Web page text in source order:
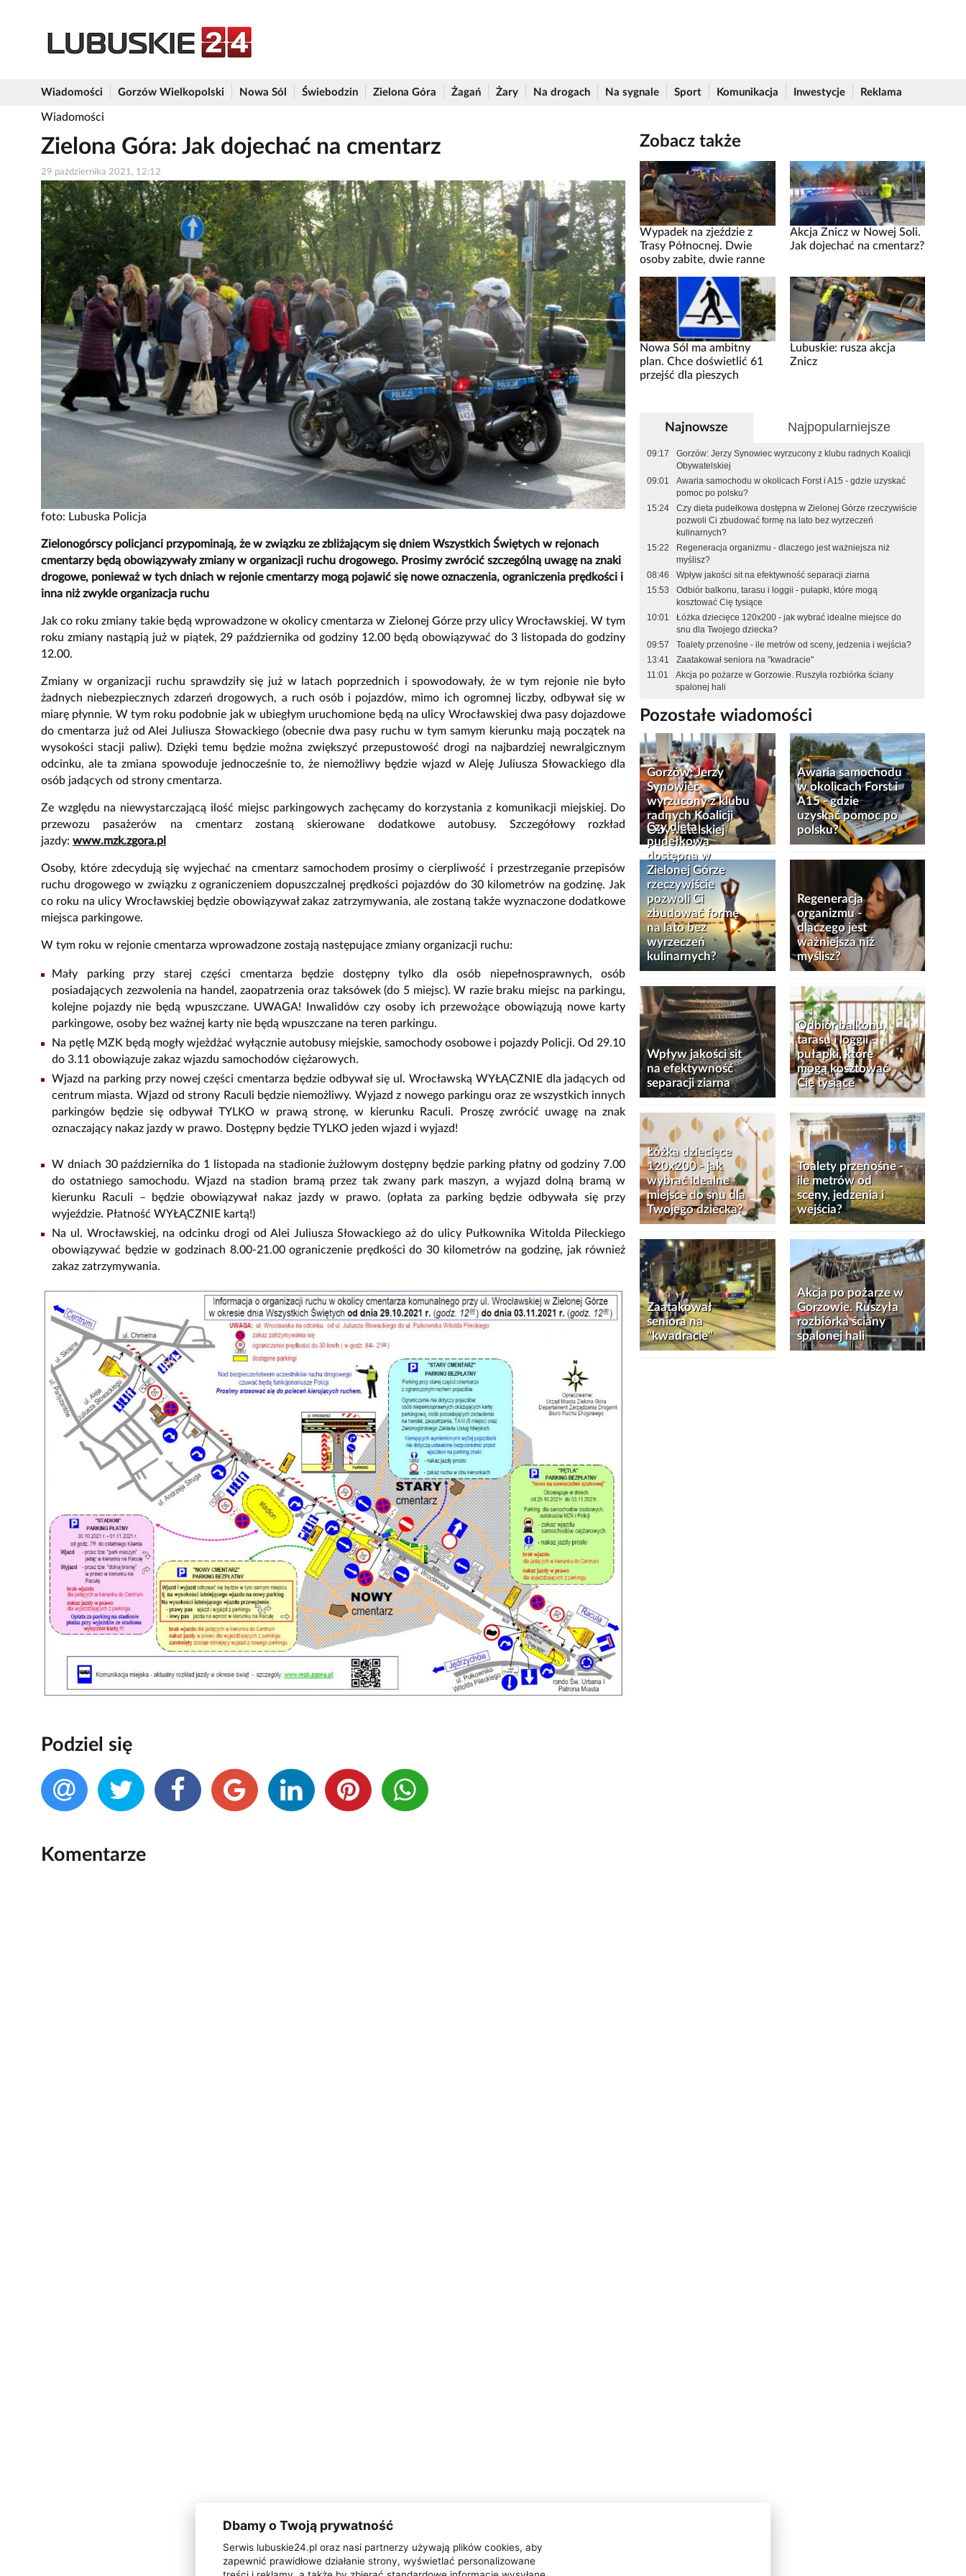
Wiadomości Gorzów Wielkopolski Nowa Sól Świebodzin Zielona Góra Żagań Żary Na drogach Na sygnale Sport Komunikacja Inwestycje Reklama
Wiadomości
Zielona Góra: Jak dojechać na cmentarz
29 października 2021, 12:12
foto: Lubuska Policja
Zielonogórscy policjanci przypominają, że w związku ze zbliżającym się dniem Wszystkich Świętych w rejonach
cmentarzy będą obowiązywały zmiany w organizacji ruchu drogowego. Prosimy zwrócić szczególną uwagę na znaki
drogowe, ponieważ w tych dniach w rejonie cmentarzy mogą pojawić się nowe oznaczenia, ograniczenia prędkości i
inna niż zwykle organizacja ruchu
Jak co roku zmiany takie będą wprowadzone w okolicy cmentarza w Zielonej Górze przy ulicy Wrocławskiej. W tym
roku zmiany nastąpią już w piątek, 29 października od godziny 12.00 będą obowiązywać do 3 listopada do godziny
12.00.
Zmiany w organizacji ruchu sprawdziły się już w latach poprzednich i spowodowały, że w tym rejonie nie było
żadnych niebezpiecznych zdarzeń drogowych, a ruch osób i pojazdów, mimo ich ogromnej liczby, odbywał się w
miarę płynnie. W tym roku podobnie jak w ubiegłym uruchomione będą na ulicy Wrocławskiej dwa pasy dojazdowe
do cmentarza już od Alei Juliusza Słowackiego (obecnie dwa pasy ruchu w tym samym kierunku mają początek na
wysokości stacji paliw). Dzięki temu będzie można zwiększyć przepustowość drogi na najbardziej newralgicznym
odcinku, ale ta zmiana spowoduje jednocześnie to, że niemożliwy będzie wjazd w Aleję Juliusza Słowackiego dla
osób jadących od strony cmentarza.
Ze względu na niewystarczającą ilość miejsc parkingowych zachęcamy do korzystania z komunikacji miejskiej. Do
przewozu pasażerów na cmentarz zostaną skierowane dodatkowe autobusy. Szczegółowy rozkład
jazdy: www.mzk.zgora.pl
Osoby, które zdecydują się wyjechać na cmentarz samochodem prosimy o cierpliwość i przestrzeganie przepisów
ruchu drogowego w związku z ograniczeniem dopuszczalnej prędkości pojazdów do 30 kilometrów na godzinę. Jak
co roku na ulicy Wrocławskiej będzie obowiązywał zakaz zatrzymywania, ale zostaną także wyznaczone dodatkowe
miejsca parkingowe.
W tym roku w rejonie cmentarza wprowadzone zostają następujące zmiany organizacji ruchu:
Mały parking przy starej części cmentarza będzie dostępny tylko dla osób niepełnosprawnych, osób
posiadających zezwolenia na handel, zaopatrzenia oraz taksówek (do 5 miejsc). W razie braku miejsc na parkingu,
kolejne pojazdy nie będą wpuszczane. UWAGA! Inwalidów czy osoby ich przewożące obowiązują nowe karty
parkingowe, osoby bez ważnej karty nie będą wpuszczane na teren parkingu.
Na pętlę MZK będą mogły wjeżdżać wyłącznie autobusy miejskie, samochody osobowe i pojazdy Policji. Od 29.10
do 3.11 obowiązuje zakaz wjazdu samochodów ciężarowych.
Wjazd na parking przy nowej części cmentarza będzie odbywał się ul. Wrocławską WYŁĄCZNIE dla jadących od
centrum miasta. Wjazd od strony Raculi będzie niemożliwy. Wyjazd z nowego parkingu oraz ze wszystkich innych
parkingów będzie się odbywał TYLKO w prawą stronę, w kierunku Raculi. Proszę zwrócić uwagę na znak
oznaczający nakaz jazdy w prawo. Dostępny będzie TYLKO jeden wjazd i wyjazd!
W dniach 30 października do 1 listopada na stadionie żużlowym dostępny będzie parking płatny od godziny 7.00
do ostatniego samochodu. Wjazd na stadion bramą przez tak zwany park maszyn, a wyjazd dolną bramą w
kierunku Raculi – będzie obowiązywał nakaz jazdy w prawo. (opłata za parking będzie odbywała się przy
wyjeździe. Płatność WYŁĄCZNIE kartą!)
Na ul. Wrocławskiej, na odcinku drogi od Alei Juliusza Słowackiego aż do ulicy Pułkownika Witolda Pileckiego
obowiązywać będzie w godzinach 8.00-21.00 ograniczenie prędkości do 30 kilometrów na godzinę, jak również
zakaz zatrzymywania.
Podziel się
Komentarze
Zobacz także
Wypadek na zjeździe z
Trasy Północnej. Dwie
osoby zabite, dwie ranne
Akcja Znicz w Nowej Soli.
Jak dojechać na cmentarz?
Nowa Sól ma ambitny
plan. Chce doświetlić 61
przejść dla pieszych
Lubuskie: rusza akcja
Znicz
Najnowsze Najpopularniejsze
09:17
Gorzów: Jerzy Synowiec wyrzucony z klubu radnych Koalicji
Obywatelskiej
09:01
Awaria samochodu w okolicach Forst i A15 - gdzie uzyskać
pomoc po polsku?
15:24
Czy dieta pudełkowa dostępna w Zielonej Górze rzeczywiście
pozwoli Ci zbudować formę na lato bez wyrzeczeń
kulinarnych?
15:22
Regeneracja organizmu - dlaczego jest ważniejsza niż
myślisz?
08:46
Wpływ jakości sit na efektywność separacji ziarna
15:53
Odbiór balkonu, tarasu i loggii - pułapki, które mogą
kosztować Cię tysiące
10:01
Łóżka dziecięce 120x200 - jak wybrać idealne miejsce do
snu dla Twojego dziecka?
09:57
Toalety przenośne - ile metrów od sceny, jedzenia i wejścia?
13:41
Zaatakował seniora na "kwadracie"
11:01
Akcja po pożarze w Gorzowie. Ruszyła rozbiórka ściany
spalonej hali
Pozostałe wiadomości
Gorzów: Jerzy
Synowiec
wyrzucony z klubu
radnych Koalicji
Obywatelskiej
Awaria samochodu
w okolicach Forst i
A15 - gdzie
uzyskać pomoc po
polsku?
Czy dieta
pudełkowa
dostępna w
Zielonej Górze
rzeczywiście
pozwoli Ci
zbudować formę
na lato bez
wyrzeczeń
kulinarnych?
Regeneracja
organizmu -
dlaczego jest
ważniejsza niż
myślisz?
Wpływ jakości sit
na efektywność
separacji ziarna
Odbiór balkonu,
tarasu i loggii -
pułapki, które
mogą kosztować
Cię tysiące
Łóżka dziecięce
120x200 - jak
wybrać idealne
miejsce do snu dla
Twojego dziecka?
Toalety przenośne -
ile metrów od
sceny, jedzenia i
wejścia?
Zaatakował
seniora na
"kwadracie"
Akcja po pożarze w
Gorzowie. Ruszyła
rozbiórka ściany
spalonej hali
Dbamy o Twoją prywatność
Serwis lubuskie24.pl oraz nasi partnerzy używają plików cookies, aby
zapewnić prawidłowe działanie strony, wyświetlać personalizowane